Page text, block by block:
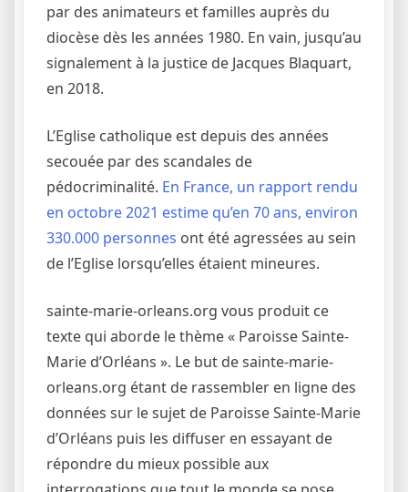
par des animateurs et familles auprès du
diocèse dès les années 1980. En vain, jusqu’au
signalement à la justice de Jacques Blaquart,
en 2018.
L’Eglise catholique est depuis des années
secouée par des scandales de
pédocriminalité. En France, un rapport rendu
en octobre 2021 estime qu’en 70 ans, environ
330.000 personnes ont été agressées au sein
de l’Eglise lorsqu’elles étaient mineures.
sainte-marie-orleans.org vous produit ce
texte qui aborde le thème « Paroisse Sainte-
Marie d’Orléans ». Le but de sainte-marie-
orleans.org étant de rassembler en ligne des
données sur le sujet de Paroisse Sainte-Marie
d’Orléans puis les diffuser en essayant de
répondre du mieux possible aux